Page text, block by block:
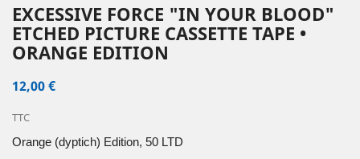
EXCESSIVE FORCE "IN YOUR BLOOD"
ETCHED PICTURE CASSETTE TAPE •
ORANGE EDITION
12,00 €
TTC
Orange (dyptich) Edition, 50 LTD